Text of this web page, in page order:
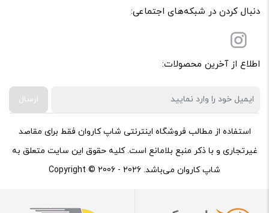
دنبال کردن در شبکه‌های اجتماعی:
اطلاع از آخرین محصولات:
ارسال
استفاده از مطالب فروشگاه اینترنتی شاپ کاروان فقط برای مقاصد
غیرتجاری و با ذکر منبع بلامانع است. کلیه حقوق این سایت متعلق به
شاپ کاروان می‌باشد. Copyright © 2006 - 2026